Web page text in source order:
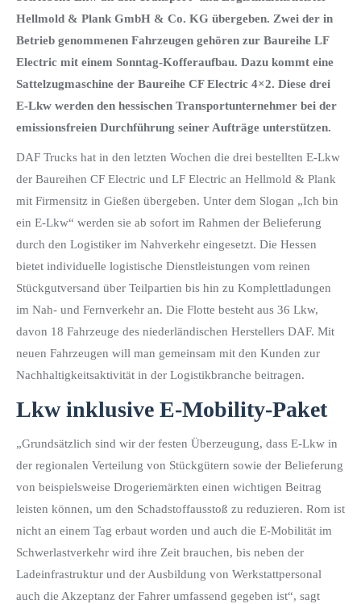
Hellmold & Plank GmbH & Co. KG übergeben. Zwei der in
Betrieb genommenen Fahrzeugen gehören zur Baureihe LF
Electric mit einem Sonntag-Kofferaufbau. Dazu kommt eine
Sattelzugmaschine der Baureihe CF Electric 4×2. Diese drei
E-Lkw werden den hessischen Transportunternehmer bei der
emissionsfreien Durchführung seiner Aufträge unterstützen.
DAF Trucks hat in den letzten Wochen die drei bestellten E-Lkw
der Baureihen CF Electric und LF Electric an Hellmold & Plank
mit Firmensitz in Gießen übergeben. Unter dem Slogan „Ich bin
ein E-Lkw“ werden sie ab sofort im Rahmen der Belieferung
durch den Logistiker im Nahverkehr eingesetzt. Die Hessen
bietet individuelle logistische Dienstleistungen vom reinen
Stückgutversand über Teilpartien bis hin zu Komplettladungen
im Nah- und Fernverkehr an. Die Flotte besteht aus 36 Lkw,
davon 18 Fahrzeuge des niederländischen Herstellers DAF. Mit
neuen Fahrzeugen will man gemeinsam mit den Kunden zur
Nachhaltigkeitsaktivität in der Logistikbranche beitragen.
Lkw inklusive E-Mobility-Paket
„Grundsätzlich sind wir der festen Überzeugung, dass E-Lkw in
der regionalen Verteilung von Stückgütern sowie der Belieferung
von beispielsweise Drogeriemärkten einen wichtigen Beitrag
leisten können, um den Schadstoffausstoß zu reduzieren. Rom ist
nicht an einem Tag erbaut worden und auch die E-Mobilität im
Schwerlastverkehr wird ihre Zeit brauchen, bis neben der
Ladeinfrastruktur und der Ausbildung von Werkstattpersonal
auch die Akzeptanz der Fahrer umfassend gegeben ist“, sagt